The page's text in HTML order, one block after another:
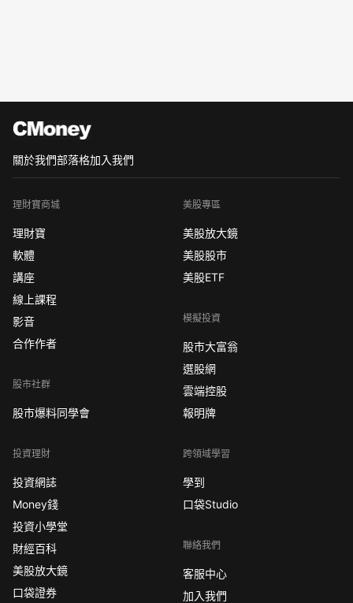
關於我們部落格加入我們
理財寶商城
理財寶
軟體
講座
線上課程
影音
合作作者
股市社群
股市爆料同學會
投資理財
投資網誌
Money錢
投資小學堂
財經百科
美股放大鏡
口袋證券
美股專區
美股放大鏡
美股股市
美股ETF
模擬投資
股市大富翁
選股網
雲端控股
報明牌
跨領域學習
學到
口袋Studio
聯絡我們
客服中心
加入我們